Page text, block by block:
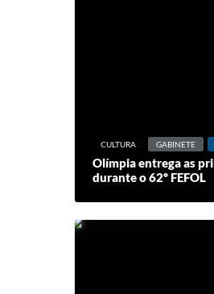
CULTURA GABINETE
Olímpia entrega as
durante o 62º FEFOL